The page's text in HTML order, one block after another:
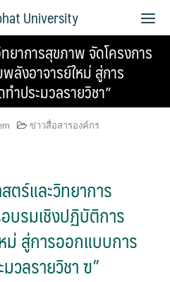
University
าการสุขภาพ จัดโครงการ
ลังอาจารย์ใหม่ สู่การ
ำประมวลรายวิชา”
ข่าวสื่อสารองค์กร
ร์และวิทยาการ
บรมเชิงปฏิบัติการ
ม่ สู่การออกแบบการ
วลรายวิชา ฃ”